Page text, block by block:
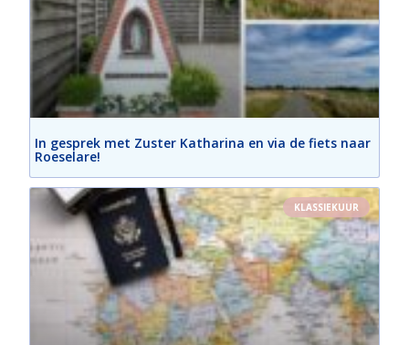
In gesprek met Zuster Katharina en via de fiets naar
Roeselare!
KLASSIEKUUR